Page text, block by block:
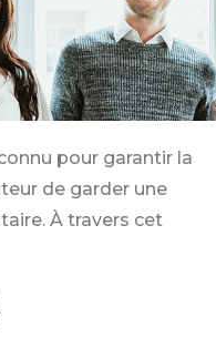
pour garantir la
de garder une
À travers cet